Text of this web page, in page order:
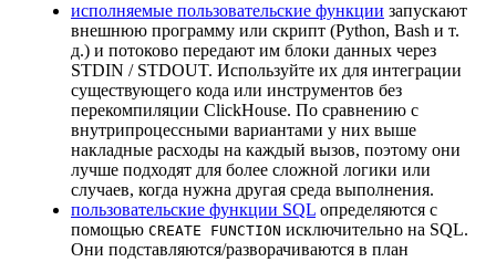
исполняемые пользовательские функции запускают
внешнюю программу или скрипт (Python, Bash и т.
д.) и потоково передают им блоки данных через
STDIN / STDOUT. Используйте их для интеграции
существующего кода или инструментов без
перекомпиляции ClickHouse. По сравнению с
внутрипроцессными вариантами у них выше
накладные расходы на каждый вызов, поэтому они
лучше подходят для более сложной логики или
случаев, когда нужна другая среда выполнения.
пользовательские функции SQL определяются с
помощью CREATE FUNCTION исключительно на SQL.
Они подставляются/разворачиваются в план